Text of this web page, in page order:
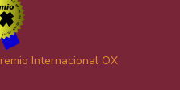
Internacional OX